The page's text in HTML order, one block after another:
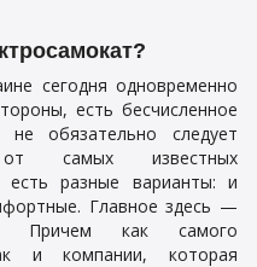
сегодня одновременно
есть бесчисленное
обязательно следует
от самых известных
есть разные варианты: и
Главное здесь —
Причем как самого
и компании, которая